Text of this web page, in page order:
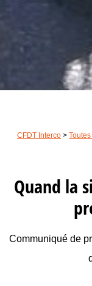
CFDT Interco >
Quand la
Communiqué de